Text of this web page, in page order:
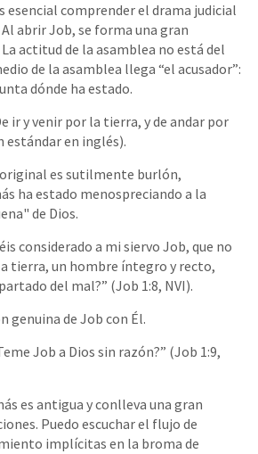
esencial comprender el drama judicial
abrir Job, se forma una gran
actitud de la asamblea no está del
de la asamblea llega “el acusador”:
dónde ha estado.
ir y venir por la tierra, y de andar por
estándar en inglés).
es sutilmente burlón,
ha estado menospreciando a la
de Dios.
considerado a mi siervo Job, que no
tierra, un hombre íntegro y recto,
del mal?” (Job 1:8, NVI).
genuina de Job con Él.
Job a Dios sin razón?” (Job 1:9,
es antigua y conlleva una gran
Puedo escuchar el flujo de
implícitas en la broma de